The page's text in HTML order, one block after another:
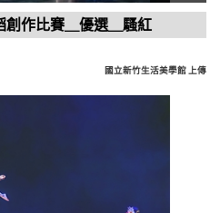
作比賽＿優選＿騷紅
國立新竹生活美學館 上傳